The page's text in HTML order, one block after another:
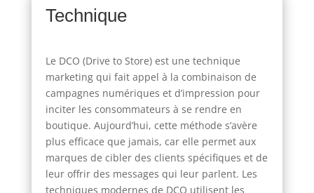
Technique
Le DCO (Drive to Store) est une technique
marketing qui fait appel à la combinaison de
campagnes numériques et d’impression pour
inciter les consommateurs à se rendre en
boutique. Aujourd’hui, cette méthode s’avère
plus efficace que jamais, car elle permet aux
marques de cibler des clients spécifiques et de
leur offrir des messages qui leur parlent. Les
techniques modernes de DCO utilisent les